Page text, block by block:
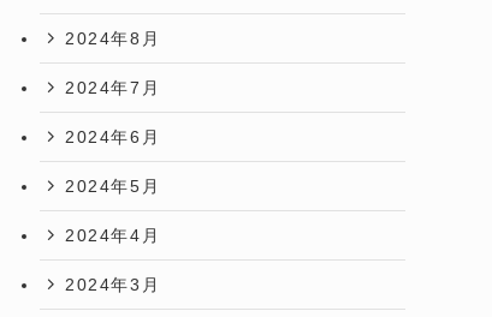
2024年8月
2024年7月
2024年6月
2024年5月
2024年4月
2024年3月